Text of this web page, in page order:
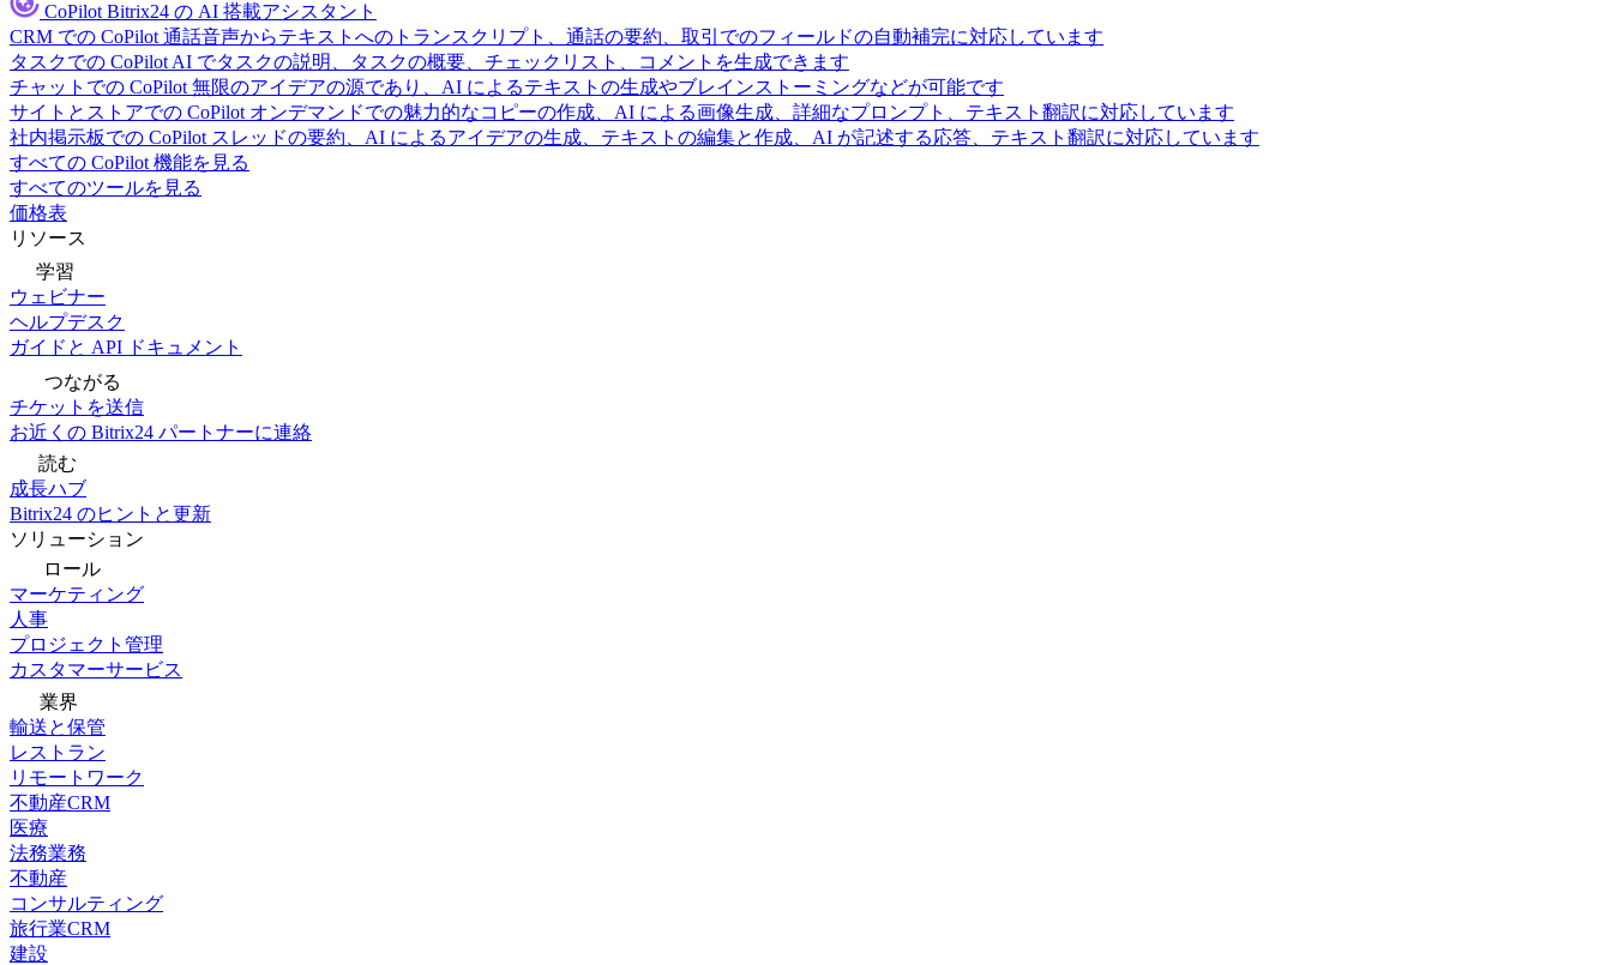
CoPilot Bitrix24 の AI 搭載アシスタント
CRM での CoPilot 通話音声からテキストへのトランスクリプト、通話の要約、取引でのフィールドの自動補完に対応しています
タスクでの CoPilot AI でタスクの説明、タスクの概要、チェックリスト、コメントを生成できます
チャットでの CoPilot 無限のアイデアの源であり、AI によるテキストの生成やブレインストーミングなどが可能です
サイトとストアでの CoPilot オンデマンドでの魅力的なコピーの作成、AI による画像生成、詳細なプロンプト、テキスト翻訳に対応しています
社内掲示板での CoPilot スレッドの要約、AI によるアイデアの生成、テキストの編集と作成、AI が記述する応答、テキスト翻訳に対応しています
すべての CoPilot 機能を見る
すべてのツールを見る
価格表
リソース
学習
ウェビナー
ヘルプデスク
ガイドと API ドキュメント
つながる
チケットを送信
お近くの Bitrix24 パートナーに連絡
読む
成長ハブ
Bitrix24 のヒントと更新
ソリューション
ロール
マーケティング
人事
プロジェクト管理
カスタマーサービス
業界
輸送と保管
レストラン
リモートワーク
不動産CRM
医療
法務業務
不動産
コンサルティング
旅行業CRM
建設